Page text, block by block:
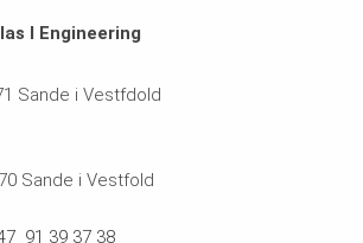
I Engineering
Sande i Vestfdold
Sande i Vestfold
91 39 37 38